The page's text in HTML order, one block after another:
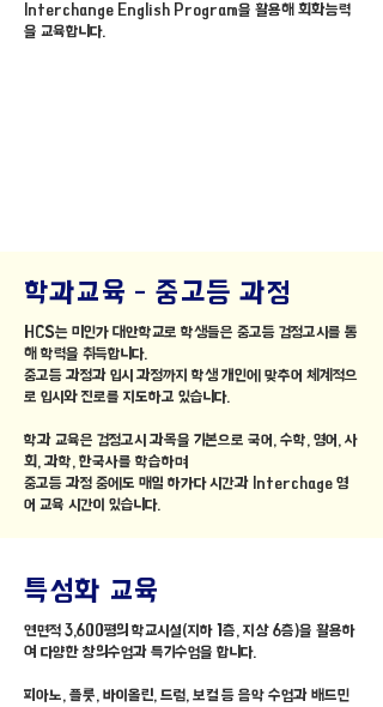
Interchange English Program을 활용해 회화능력
을 교육합니다.
학과교육 - 중고등 과정
HCS는 미인가 대안학교로 학생들은 중고등 검정고시를 통
해 학력을 취득합니다.
중고등 과정과 입시 과정까지 학생 개인에 맞추어 체계적으
로 입시와 진로를 지도하고 있습니다.
학과 교육은 검정고시 과목을 기본으로 국어, 수학, 영어, 사
회, 과학, 한국사를 학습하며
​중고등 과정 중에도 매일 하가다 시간과 Interchage 영
어 교육 시간이 있습니다.
특성화 교육
연면적 3,600평의 학교시설(지하 1층, 지상 6층)을 활용하
여 다양한 창의수업과 특기수업을 합니다.
피아노, 플룻, 바이올린, 드럼, 보컬 등 음악 수업과 배드민